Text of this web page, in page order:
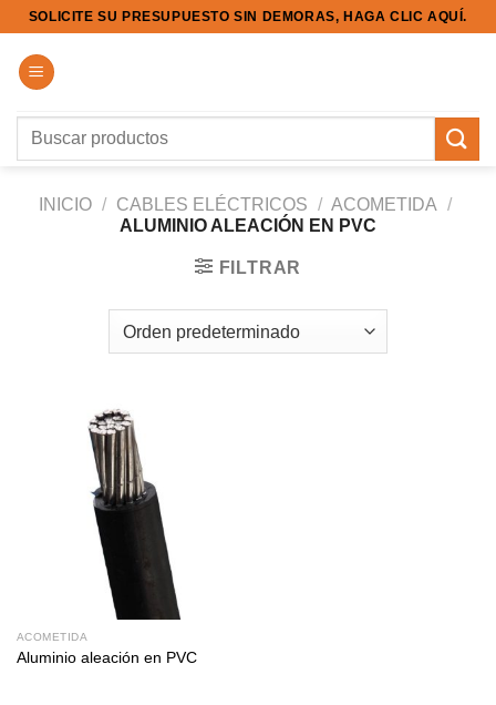
Saltar
contenido
SOLICITE SU PRESUPUESTO SIN DEMORAS, HAGA CLIC AQUÍ.
Buscar
INICIO / CABLES ELÉCTRICOS / ACOMETIDA /
ALUMINIO ALEACIÓN EN PVC
FILTRAR
ACOMETIDA
Aluminio aleación en PVC